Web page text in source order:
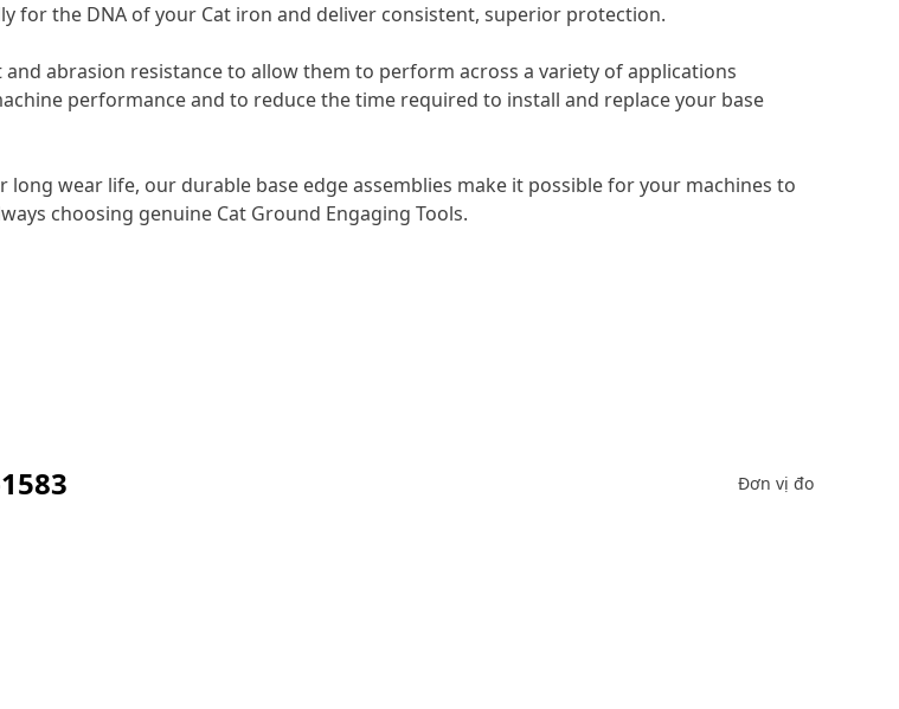
for the DNA of your Cat iron and deliver consistent, superior protection.
abrasion resistance to allow them to perform across a variety of applications
performance and to reduce the time required to install and replace your base
wear life, our durable base edge assemblies make it possible for your machines to
choosing genuine Cat Ground Engaging Tools.
Đơn vị đo